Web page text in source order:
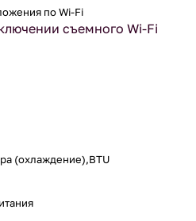
по Wi-Fi
съемного Wi-Fi
(охлаждение),BTU